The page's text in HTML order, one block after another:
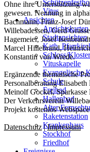
Vitus
Ansichten
Ansichtskarten
Stadtansichten
Kath.
Schloss/Kloster
Vituskapelle
Evangelische
Schule
Freibad
Hallenbad
Alter
Raketenstation
Krankenhaus
Stockhof
Friedhof
Ohne ihre Unterstützung
gewesen. Nennung in
Bachmann, Franz-Josef
Willebadessen, Gerd
Hagemeier, Josef
Marcel Hillebrand,
Konstantin von Wrede.
Ergänzende thematische
Personalberatung
Meinolf Gockel,
Der Verkehrsverein
Projekt kostenlos
Datenschutz|Impressum